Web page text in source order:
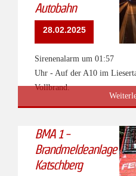
Autobahn
28.02.2025
Sirenenalarm um 01:57
Uhr - Auf der A10 im
Vollbrand.
BMA 1 -
Brandmeldeanlage
Katschberg